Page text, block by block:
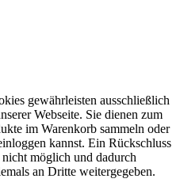
gewährleisten ausschließlich
Webseite. Sie dienen zum
im Warenkorb sammeln oder
kannst. Ein Rückschluss
möglich und dadurch
an Dritte weitergegeben.